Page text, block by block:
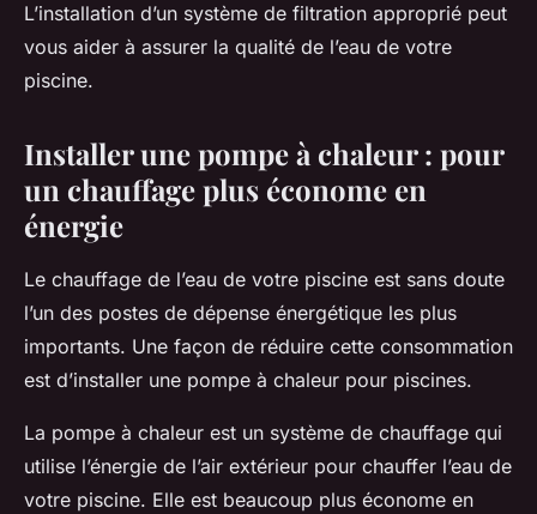
L’installation d’un système de filtration approprié peut
vous aider à assurer la qualité de l’eau de votre
piscine.
Installer une pompe à chaleur : pour
un chauffage plus économe en
énergie
Le chauffage de l’eau de votre piscine est sans doute
l’un des postes de dépense énergétique les plus
importants. Une façon de réduire cette consommation
est d’installer une pompe à chaleur pour piscines.
La pompe à chaleur est un système de chauffage qui
utilise l’énergie de l’air extérieur pour chauffer l’eau de
votre piscine. Elle est beaucoup plus économe en